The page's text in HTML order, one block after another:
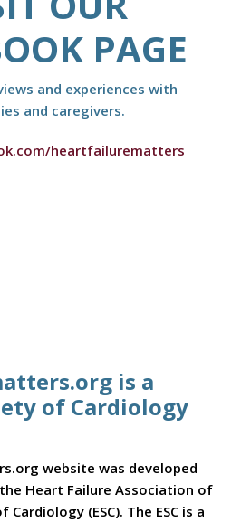
PAGE
and experiences with
and caregivers.
heartfailurematters
is a
of Cardiology
website was developed
Heart Failure Association of
(ESC). The ESC is a